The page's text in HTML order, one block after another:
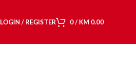
LOGIN / REGISTER 0/ KM 0.00